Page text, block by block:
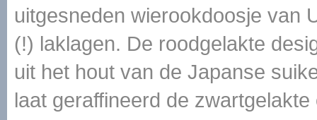
uitgesneden wierookdoosje van
(!) laklagen. De roodgelakte
uit het hout van de Japanse
laat geraffineerd de